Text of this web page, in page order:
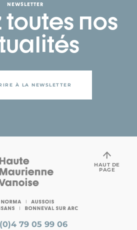
NEWSLETTER
toutes nos
À LA NEWSLETTER
79 05 99 06
HAUT DE
PAGE